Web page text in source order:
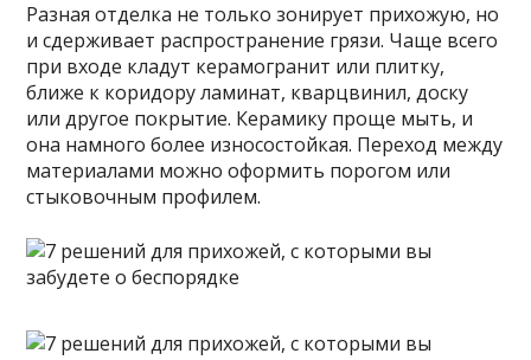
Разная отделка не только зонирует прихожую, но
и сдерживает распространение грязи. Чаще всего
при входе кладут керамогранит или плитку,
ближе к коридору ламинат, кварцвинил, доску
или другое покрытие. Керамику проще мыть, и
она намного более износостойкая. Переход между
материалами можно оформить порогом или
стыковочным профилем.